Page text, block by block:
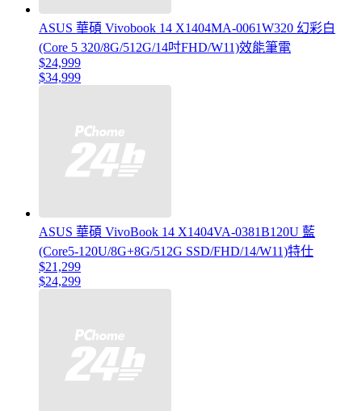
ASUS 華碩 Vivobook 14 X1404MA-0061W320 幻彩白
(Core 5 320/8G/512G/14吋FHD/W11)效能筆電
$24,999
$34,999
ASUS 華碩 VivoBook 14 X1404VA-0381B120U 藍
(Core5-120U/8G+8G/512G SSD/FHD/14/W11)特仕
$21,299
$24,299